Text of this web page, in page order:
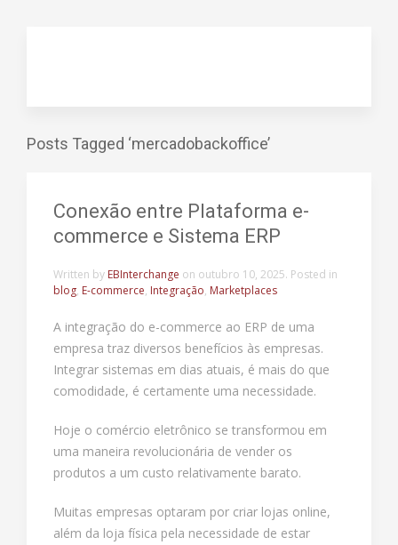
Posts Tagged ‘mercadobackoffice’
Conexão entre Plataforma e-
commerce e Sistema ERP
Written by EBInterchange on outubro 10, 2025. Posted in
blog, E-commerce, Integração, Marketplaces
A integração do e-commerce ao ERP de uma
empresa traz diversos benefícios às empresas.
Integrar sistemas em dias atuais, é mais do que
comodidade, é certamente uma necessidade.
Hoje o comércio eletrônico se transformou em
uma maneira revolucionária de vender os
produtos a um custo relativamente barato.
Muitas empresas optaram por criar lojas online,
além da loja física pela necessidade de estar